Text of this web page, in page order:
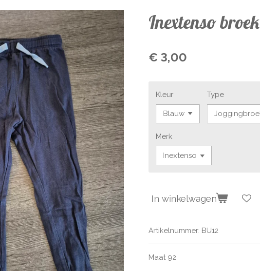
Inextenso broek
€ 3,00
Kleur Type
Merk
In winkelwagen
Artikelnummer: BU12
Maat 92